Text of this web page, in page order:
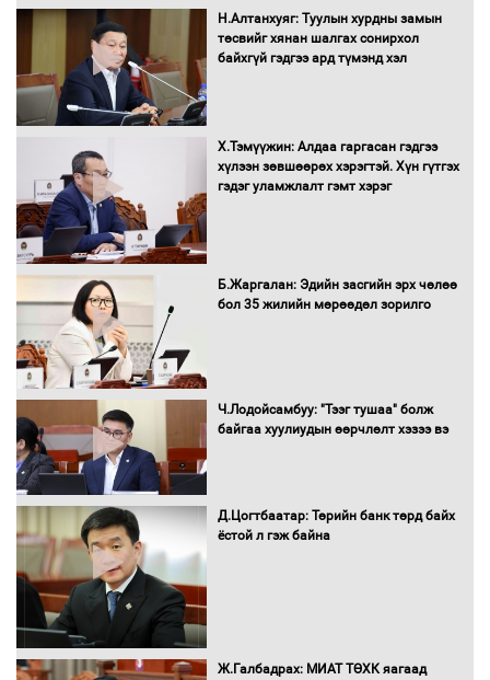
С.Амарсайхан: Иргэдийг хохироосон
ААН-ийн нуугтмал хөрөнгийг
битүүмжлэнэ
Н.Номтойбаяр: Аймгуудад тулгамдаж
буй асуудлуудыг Засгийн газрын
хуралдаанд танилцуулж,
эрэгтэйчүүдийн волейболын тэмцээнд
оролцож байгаа баг тамирчдад
Автобензин, дизель түлшний онцгой
Н.Алтанхуяг: Туулын хурдны замын
төсвийг хянан шалгах сонирхол
байхгүй гэдгээ ард түмэнд хэл
Х.Тэмүүжин: Алдаа гаргасан гэдгээ
хүлээн зөвшөөрөх хэрэгтэй. Хүн гүтгэх
гэдэг уламжлалт гэмт хэрэг
Б.Жаргалан: Эдийн засгийн эрх чөлөө
бол 35 жилийн мөрөөдөл зорилго
Ч.Лодойсамбуу: "Тээг тушаа" болж
байгаа хуулиудын өөрчлөлт хэзээ вэ
Д.Цогтбаатар: Төрийн банк төрд байх
ёстой л гэж байна
Ж.Галбадрах: МИАТ ТӨХК яагаад